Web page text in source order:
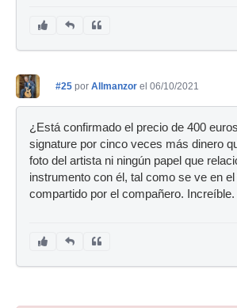
#25 por Allmanzor el 06/10/2021
¿Está confirmado el precio de 400
signature por cinco veces más dinero
foto del artista ni ningún papel que
instrumento con él, tal como se ve en
compartido por el compañero. Increíble.